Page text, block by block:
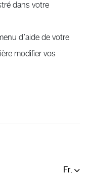
dans votre
d’aide de votre
modifier vos
Fr.